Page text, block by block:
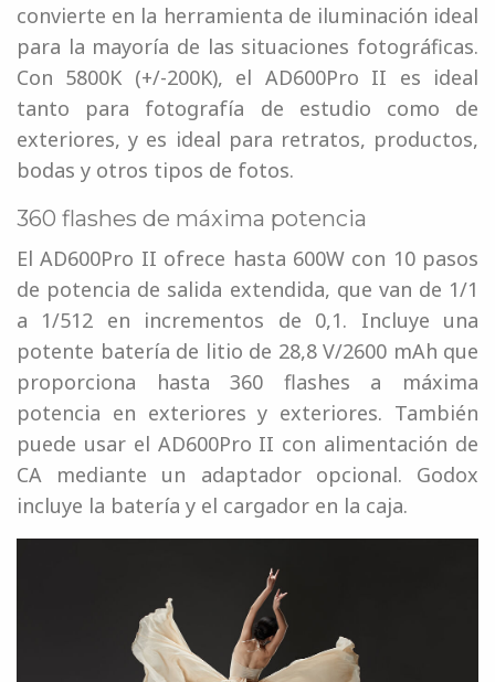
convierte en la herramienta de iluminación ideal
para la mayoría de las situaciones fotográficas.
Con 5800K (+/-200K), el AD600Pro II es ideal
tanto para fotografía de estudio como de
exteriores, y es ideal para retratos, productos,
bodas y otros tipos de fotos.
360 flashes de máxima potencia
El AD600Pro II ofrece hasta 600W con 10 pasos
de potencia de salida extendida, que van de 1/1
a 1/512 en incrementos de 0,1. Incluye una
potente batería de litio de 28,8 V/2600 mAh que
proporciona hasta 360 flashes a máxima
potencia en exteriores y exteriores. También
puede usar el AD600Pro II con alimentación de
CA mediante un adaptador opcional. Godox
incluye la batería y el cargador en la caja.